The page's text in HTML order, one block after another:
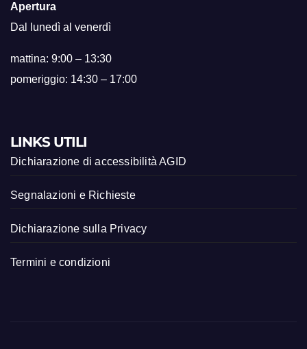
Apertura
Dal lunedì al venerdì
mattina: 9:00 – 13:30
pomeriggio: 14:30 – 17:00
LINKS UTILI
Dichiarazione di accessibilità AGID
Segnalazioni e Richieste
Dichiarazione sulla Privacy
Termini e condizioni